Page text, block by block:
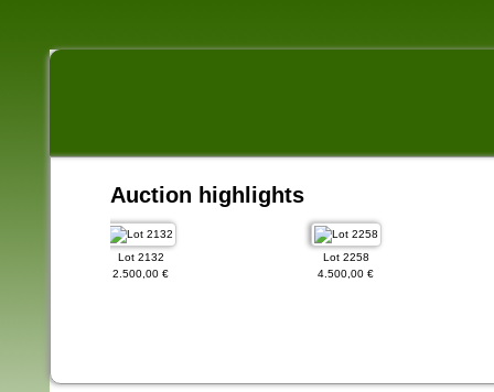
Auction highlights
Lot 2132
2.500,00 €
Lot 2258
4.500,00 €